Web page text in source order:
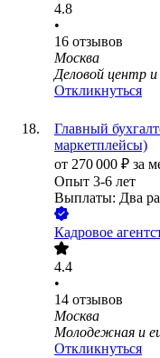
4.8
•
16 отзывов
Москва
Деловой центр
Откликнуться
Главный
маркетплейсы)
от 270 000 ₽ за
Опыт 3-6 лет
Выплаты: Два
Кадровое
4.4
•
14 отзывов
Москва
Молодежная и
Откликнуться